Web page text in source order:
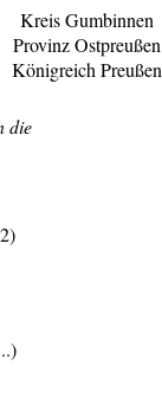
Kreis Gumbinnen
Provinz Ostpreußen
Königreich Preußen
die